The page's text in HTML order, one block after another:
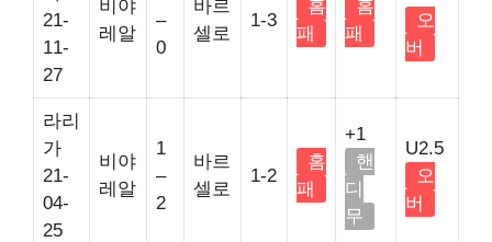
21-
11-
27
비야
레알
–
0
바르
셀로
1-3
홈
패
홈
패
오
버
라리
가
21-
04-
25
비야
레알
1
–
2
바르
셀로
1-2
홈
패
+1
핸
디
무
U2.5
오
버